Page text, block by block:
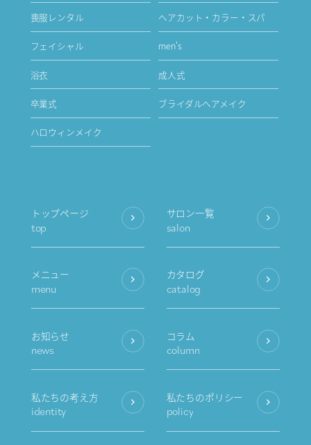
喪服レンタル ヘアカット・カラー・スパ
フェイシャル men's
浴衣 成人式
卒業式 ブライダルヘアメイク
ハロウィンメイク
トップページ
top
サロン一覧
salon
メニュー
menu
カタログ
catalog
お知らせ
news
コラム
column
私たちの考え方
identity
私たちのポリシー
policy